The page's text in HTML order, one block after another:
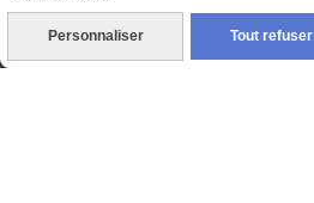
Personnaliser Tout refuser